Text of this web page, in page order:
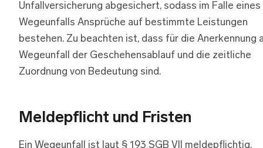
Unfallversicherung abgesichert, sodass im Falle eines
Wegeunfalls Ansprüche auf bestimmte Leistungen
bestehen. Zu beachten ist, dass für die Anerkennung
Wegeunfall der Geschehensablauf und die zeitliche
Zuordnung von Bedeutung sind.
Meldepflicht und Fristen
Ein Wegeunfall ist laut § 193 SGB VII meldepflichtig,